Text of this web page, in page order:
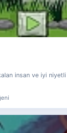
insan ve iyi